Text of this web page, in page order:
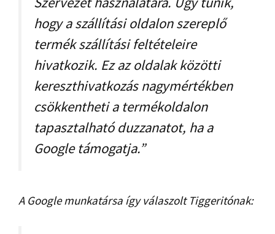
hogy a szállítási oldalon szereplő
termék szállítási feltételeire
hivatkozik. Ez az oldalak közötti
kereszthivatkozás nagymértékben
csökkentheti a termékoldalon
tapasztalható duzzanatot, ha a
Google támogatja.”
A Google munkatársa így válaszolt Tiggeritónak: